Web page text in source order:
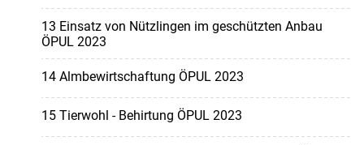
13 Einsatz von Nützlingen im geschützten Anbau
ÖPUL 2023
14 Almbewirtschaftung ÖPUL 2023
15 Tierwohl - Behirtung ÖPUL 2023